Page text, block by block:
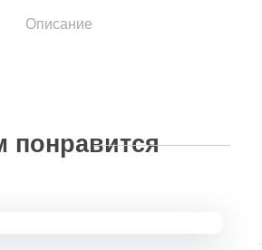
Описание
понравится